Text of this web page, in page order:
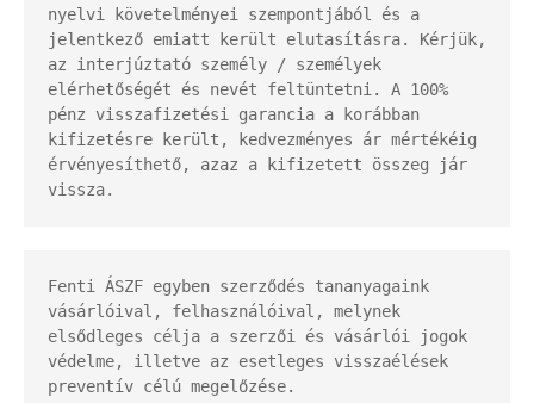
nyelvi követelményei szempontjából és a
jelentkező emiatt került elutasításra. Kérjük,
az interjúztató személy / személyek
elérhetőségét és nevét feltüntetni. A 100%
pénz visszafizetési garancia a korábban
kifizetésre került, kedvezményes ár mértékéig
érvényesíthető, azaz a kifizetett összeg jár
vissza.
Fenti ÁSZF egyben szerződés tananyagaink
vásárlóival, felhasználóival, melynek
elsődleges célja a szerzői és vásárlói jogok
védelme, illetve az esetleges visszaélések
preventív célú megelőzése.